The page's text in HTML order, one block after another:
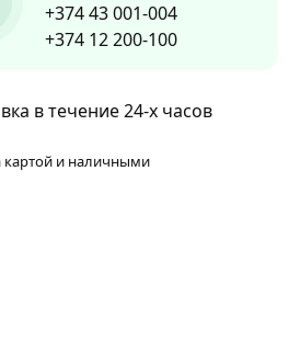
+374 43 001-004
+374 12 200-100
в течение 24-х часов
картой и наличными